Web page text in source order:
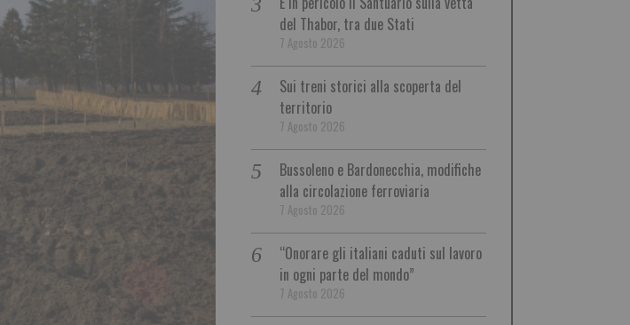
del Thabor, tra due Stati
7 Agosto 2026
Sui treni storici alla scoperta del
territorio
7 Agosto 2026
Bussoleno e Bardonecchia, modifiche
alla circolazione ferroviaria
7 Agosto 2026
“Onorare gli italiani caduti sul lavoro
in ogni parte del mondo”
7 Agosto 2026